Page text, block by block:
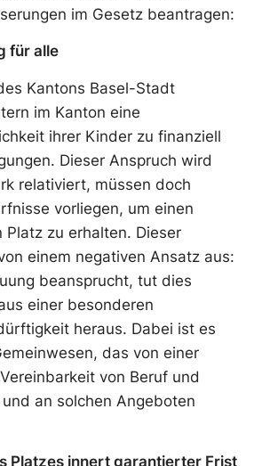
im Gesetz beantragen:
für alle
Kantons Basel-Stadt
im Kanton eine
ihrer Kinder zu finanziell
Dieser Anspruch wird
relativiert, müssen doch
vorliegen, um einen
zu erhalten. Dieser
einem negativen Ansatz aus:
beansprucht, tut dies
einer besonderen
heraus. Dabei ist es
das von einer
von Beruf und
an solchen Angeboten
Platzes innert garantierter Frist